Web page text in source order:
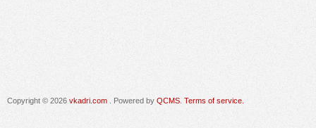
Copyright © 2026 vkadri.com . Powered by QCMS Terms of service.